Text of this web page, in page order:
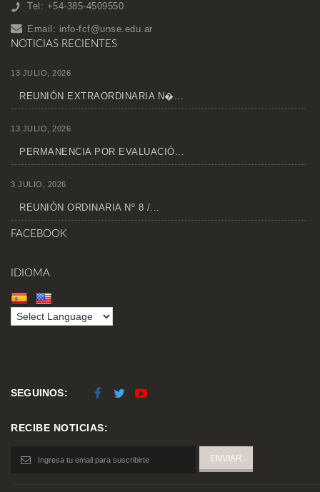
Tel: +54-385-4509550
Email: info-fcf@unse.edu.ar
NOTICIAS RECIENTES
13 JULIO, 2026
REUNIÓN EXTRAORDINARIA N�...
13 JULIO, 2026
PERMANENCIA POR EVALUACIÓ...
3 JULIO, 2026
REUNIÓN ORDINARIA Nº 8 /...
FACEBOOK
IDIOMA
SEGUINOS:
RECIBE NOTICIAS: